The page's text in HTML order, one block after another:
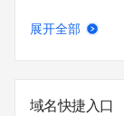
展开全部
域名快捷入口